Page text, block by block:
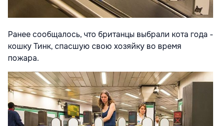
Ранее сообщалось, что британцы выбрали кота года -
кошку Тинк, спасшую свою хозяйку во время
пожара.